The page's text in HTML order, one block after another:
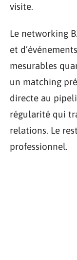
visite.
Le networking
et
mesurables
un matching
directe au
régularité qui
relations. Le
professionnel.